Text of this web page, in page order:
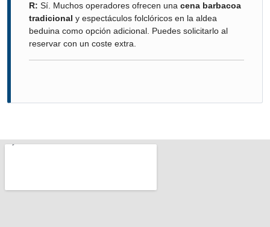
R: Sí. Muchos operadores ofrecen una cena barbacoa
tradicional y espectáculos folclóricos en la aldea
beduina como opción adicional. Puedes solicitarlo al
reservar con un coste extra.